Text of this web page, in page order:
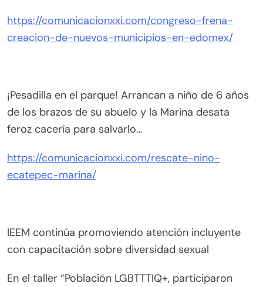
https://comunicacionxxi.com/congreso-frena-
creacion-de-nuevos-municipios-en-edomex/
¡Pesadilla en el parque! Arrancan a niño de 6 años
de los brazos de su abuelo y la Marina desata
feroz cacería para salvarlo…
https://comunicacionxxi.com/rescate-nino-
ecatepec-marina/
IEEM continúa promoviendo atención incluyente
con capacitación sobre diversidad sexual
En el taller “Población LGBTTTIQ+, participaron